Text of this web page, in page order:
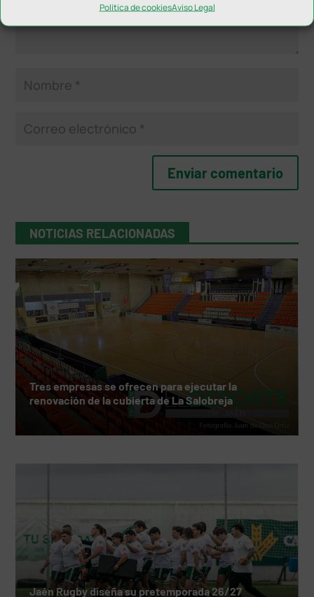
Política de cookiesAviso Legal
NOTICIAS RELACIONADAS
Tres empresas se ofrecen para ejecutar la
renovación de la cubierta de La Salobreja
Jaén Rugby diseña su pretemporada 26/27